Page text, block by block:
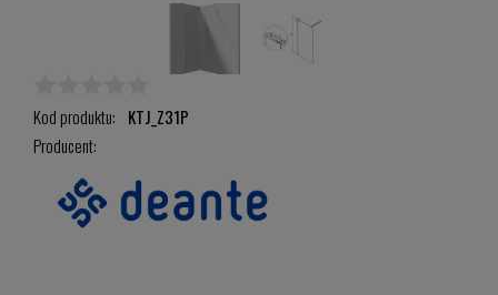
Kod produktu: KTJ_Z31P
Producent: